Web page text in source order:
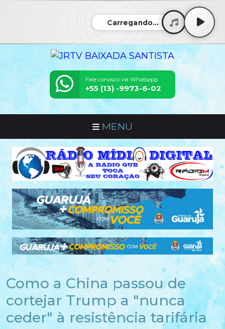
Carregando...
Fale conosco via Whatsapp:
+55 (13) -9973-6-02
MENU
Como a China passou de
cortejar Trump a "nunca
ceder" à resistência tarifária